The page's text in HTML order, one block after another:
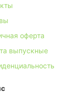
оферта
выпускные